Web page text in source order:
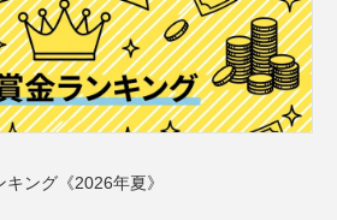
ング《2026年夏》